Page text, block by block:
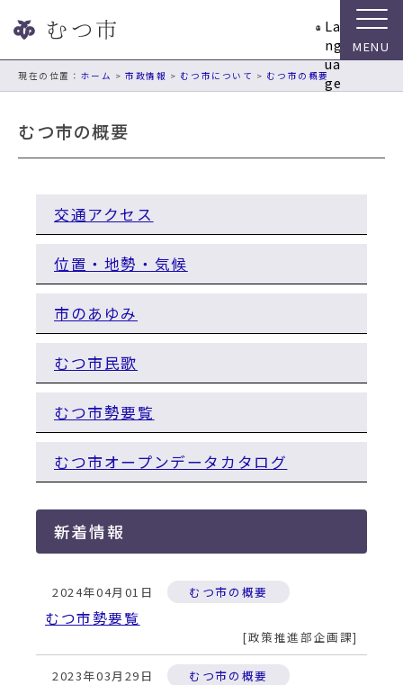
ビ
シ
La
ng
ua
ge
現在の位置： ホーム >市政情報 > むつ市について > むつ市の概要
むつ市の概要
交通アクセス
位置・地勢・気候
市のあゆみ
むつ市民歌
むつ市勢要覧
むつ市オープンデータカタログ
新着情報
2024年04月01日 むつ市の概要
むつ市勢要覧
政策推進部企画課
2023年03月29日 むつ市の概要